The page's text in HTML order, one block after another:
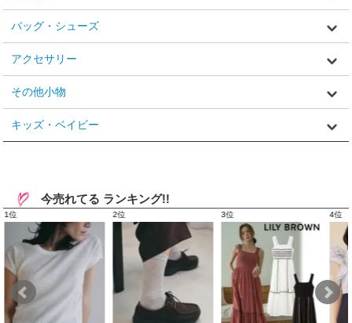
バッグ・シューズ
アクセサリー
その他小物
キッズ・ベイビー
今売れてる ランキング!!